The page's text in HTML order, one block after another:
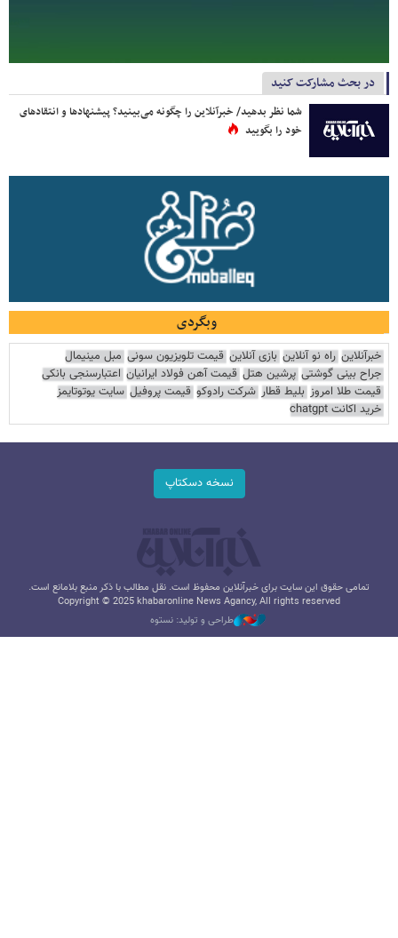
در بحث مشارکت کنید
شما نظر بدهید/ خبرآنلاین را چگونه می‌بینید؟ پیشنهادها و انتقادهای
خود را بگویید
وبگردی
خبرآنلاین راه نو آنلاین بازی آنلاین قیمت تلویزیون سونی مبل مینیمال
جراح بینی گوشتی پرشین هتل قیمت آهن فولاد ایرانیان اعتبارسنجی بانکی
قیمت طلا امروز بلیط قطار شرکت رادوکو قیمت پروفیل سایت یوتوتایمز
خرید اکانت chatgpt
نسخه دسکتاپ
تمامی حقوق این سایت برای خبرآنلاین محفوظ است. نقل مطالب با ذکر منبع بلامانع است.
Copyright © 2025 khabaronline News Agancy, All rights reserved
طراحی و تولید: نستوه